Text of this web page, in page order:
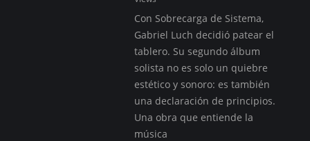
Con Sobrecarga de Sistema,
Gabriel Luch decidió patear el
tablero. Su segundo álbum
solista no es solo un quiebre
estético y sonoro: es también
una declaración de principios.
Una obra que entiende la
música